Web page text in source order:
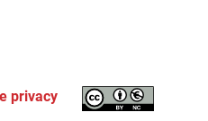
privacy